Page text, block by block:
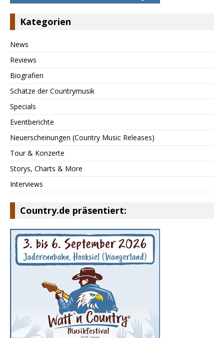
Kategorien
News
Reviews
Biografien
Schätze der Countrymusik
Specials
Eventberichte
Neuerscheinungen (Country Music Releases)
Tour & Konzerte
Storys, Charts & More
Interviews
Country.de präsentiert: